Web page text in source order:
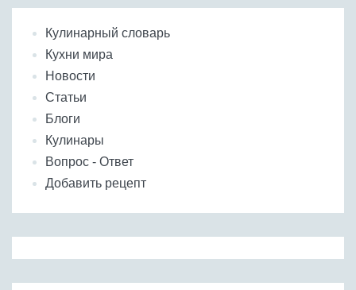
Кулинарный словарь
Кухни мира
Новости
Статьи
Блоги
Кулинары
Вопрос - Ответ
Добавить рецепт